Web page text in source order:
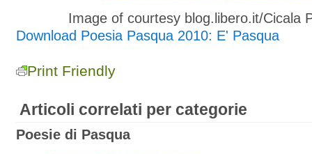
Image of courtesy blog.libero.it/Cicala
Download Poesia Pasqua 2010: E' Pasqua
Print Friendly
Articoli correlati per categorie
Poesie di Pasqua